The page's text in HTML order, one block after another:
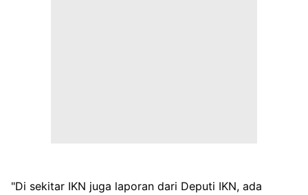
"Di sekitar IKN juga laporan dari Deputi IKN, ada